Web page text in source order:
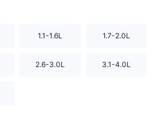
1.1-1.6L 1.7-2.0L
2.6-3.0L 3.1-4.0L